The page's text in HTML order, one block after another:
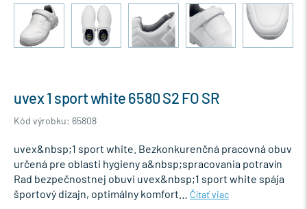
uvex 1 sport white 6580 S2 FO SR
Kód výrobku: 65808
uvex&nbsp;1 sport white. Bezkonkurenčná pracovná obuv
určená pre oblasti hygieny a&nbsp;spracovania potravín
Rad bezpečnostnej obuvi uvex&nbsp;1 sport white spája
športový dizajn, optimálny komfort…
Čítať viac